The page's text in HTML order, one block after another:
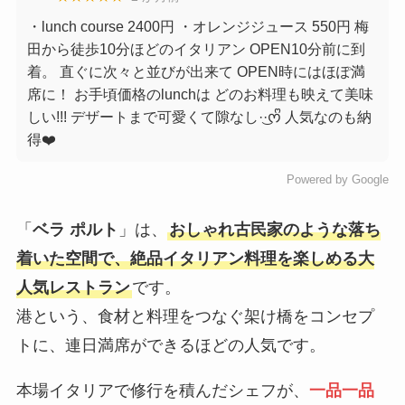
・lunch course 2400円 ・オレンジジュース 550円 梅
田から徒歩10分ほどのイタリアン OPEN10分前に到
着。 直ぐに次々と並びが出来て OPEN時にはほぽ満
席に！ お手頃価格のlunchは どのお料理も映えて美味
しい!!! デザートまで可愛くて隙なし·͜·ᰔᩚ 人気なのも納
得❤️
Powered by Google
「 ベラ ポルト 」は、 おしゃれ古民家のような落ち
着いた空間で、絶品イタリアン料理を楽しめる大
人気レストランです。
港という、食材と料理をつなぐ架け橋をコンセプ
トに、連日満席ができるほどの人気です。
本場イタリアで修行を積んだシェフが、 一品一品